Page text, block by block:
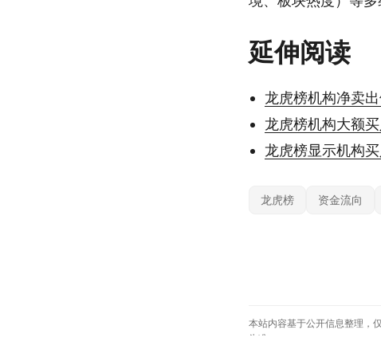
延伸阅读
龙虎榜机构净卖
龙虎榜机构大额
龙虎榜显示机构
龙虎榜 资金流向
本站内容基于公开信息整理，
为准。